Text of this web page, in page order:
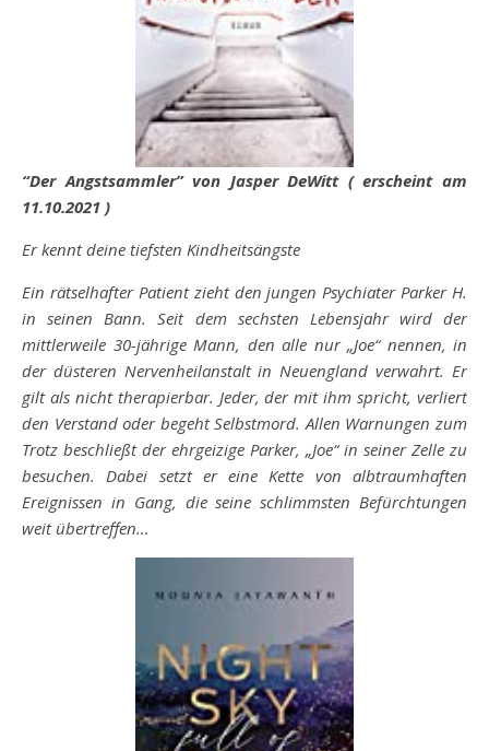
“Der Angstsammler” von Jasper DeWitt ( erscheint am
11.10.2021 )
Er kennt deine tiefsten Kindheitsängste
Ein rätselhafter Patient zieht den jungen Psychiater Parker H.
in seinen Bann. Seit dem sechsten Lebensjahr wird der
mittlerweile 30-jährige Mann, den alle nur „Joe“ nennen, in
der düsteren Nervenheilanstalt in Neuengland verwahrt. Er
gilt als nicht therapierbar. Jeder, der mit ihm spricht, verliert
den Verstand oder begeht Selbstmord. Allen Warnungen zum
Trotz beschließt der ehrgeizige Parker, „Joe“ in seiner Zelle zu
besuchen. Dabei setzt er eine Kette von albtraumhaften
Ereignissen in Gang, die seine schlimmsten Befürchtungen
weit übertreffen…